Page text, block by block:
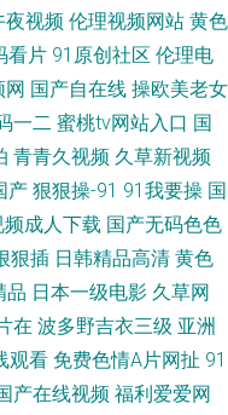
夜视频 伦理视频网站 黄色
看片 91原创社区 伦理电
网 国产自在线 操欧美老女
一二 蜜桃tv网站入口 国
青青久视频 久草新视频
产 狠狠操-91 91我要操 国
频成人下载 国产无码色色
狠插 日韩精品高清 黄色
品 日本一级电影 久草网
在 波多野吉衣三级 亚洲
观看 免费色情A片网扯 91
产在线视频 福利爱爱网